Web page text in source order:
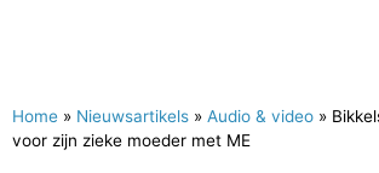
Home » Nieuwsartikels » Audio & video »
voor zijn zieke moeder met ME